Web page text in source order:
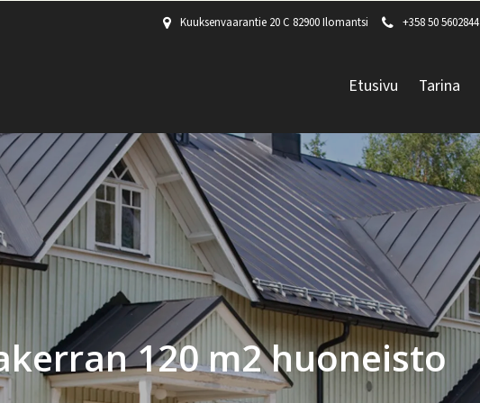
Kuuksenvaarantie 20 C 82900 Ilomantsi +358 50 5602844
Etusivu Tarina
120 m2 huoneisto